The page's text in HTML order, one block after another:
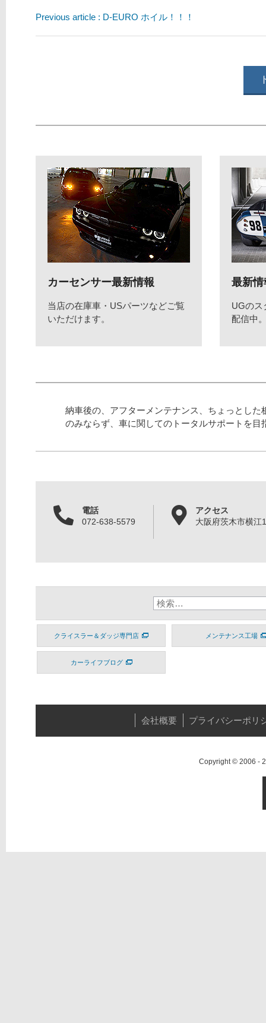
Previous article : D-EURO ホイル！！！
カーセンサー最新情報
当店の在庫車・USパーツなどご覧
いただけます。
最新情
UGのス
配信中
納車後の、アフターメンテナンス、ちょっとした
のみならず、車に関してのトータルサポートを目
電話
072-638-5579
アクセス
大阪府茨木市横江
クライスラー＆ダッジ専門店 メンテナンス工場
カーライフブログ
会社概要 プライバシーポリ
Copyright © 2006 -